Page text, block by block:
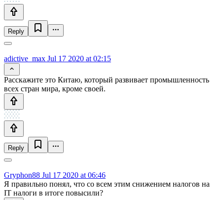
Reply
adictive_max Jul 17 2020 at 02:15
Расскажите это Китаю, который развивает промышленность
всех стран мира, кроме своей.
Reply
Gryphon88 Jul 17 2020 at 06:46
Я правильно понял, что со всем этим снижением налогов на
IT налоги в итоге повысили?